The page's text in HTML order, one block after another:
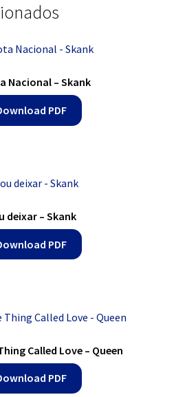
Nacional – Skank
PDF
deixar – Skank
PDF
Called Love – Queen
PDF